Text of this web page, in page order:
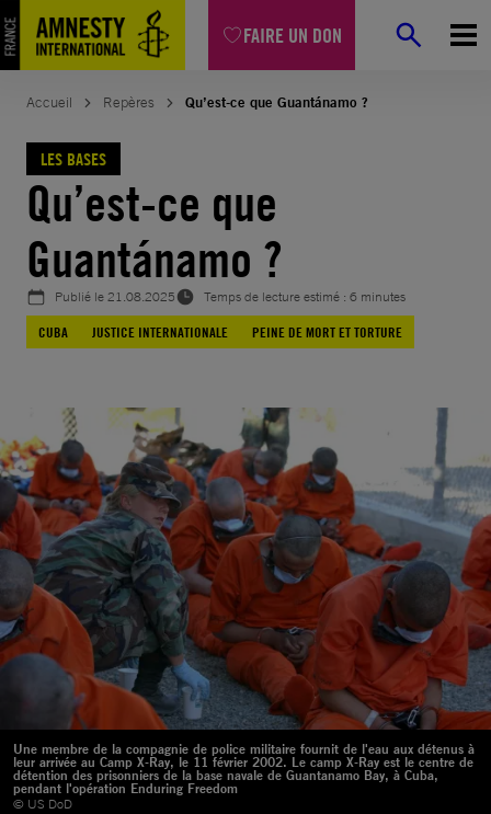
FAIRE UN DON
Aller
au
contenu
Accueil Repères Qu’est-ce que Guantánamo ?
LES BASES
Qu’est-ce que
Guantánamo ?
Publié le21.08.2025
Temps de lecture estimé : 6 minutes
CUBA
JUSTICE INTERNATIONALE PEINE DE MORT ET TORTURE
Une membre de la compagnie de police militaire fournit de l'eau aux détenus à
leur arrivée au Camp X-Ray, le 11 février 2002. Le camp X-Ray est le centre de
détention des prisonniers de la base navale de Guantanamo Bay, à Cuba,
pendant l'opération Enduring Freedom
© US DoD